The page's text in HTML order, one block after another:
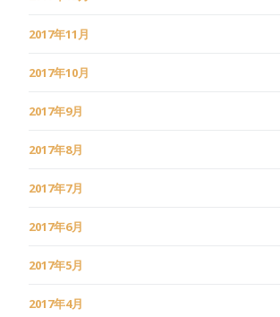
2017年11月
2017年10月
2017年9月
2017年8月
2017年7月
2017年6月
2017年5月
2017年4月